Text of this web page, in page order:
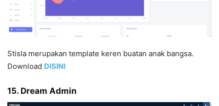
Stisla merupakan template keren buatan anak bangsa.
Download DISINI
15. Dream Admin